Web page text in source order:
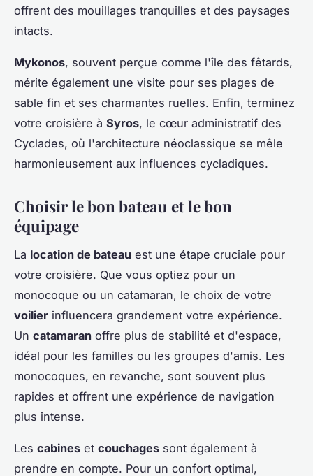
offrent des mouillages tranquilles et des paysages
intacts.
Mykonos, souvent perçue comme l'île des fêtards,
mérite également une visite pour ses plages de
sable fin et ses charmantes ruelles. Enfin, terminez
votre croisière à Syros, le cœur administratif des
Cyclades, où l'architecture néoclassique se mêle
harmonieusement aux influences cycladiques.
Choisir le bon bateau et le bon
équipage
La location de bateau est une étape cruciale pour
votre croisière. Que vous optiez pour un
monocoque ou un catamaran, le choix de votre
voilier influencera grandement votre expérience.
Un catamaran offre plus de stabilité et d'espace,
idéal pour les familles ou les groupes d'amis. Les
monocoques, en revanche, sont souvent plus
rapides et offrent une expérience de navigation
plus intense.
Les cabines et couchages sont également à
prendre en compte. Pour un confort optimal,